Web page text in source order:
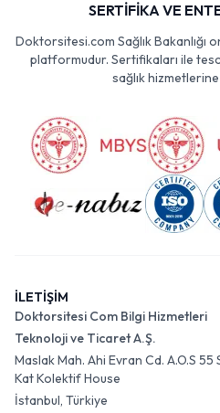
SERTİFİKA VE
Doktorsitesi.com Sağlık Bakanlığı
platformudur. Sertifikaları ile
sağlık
İLETİŞİM
Doktorsitesi Com Bilgi Hizmetleri
Teknoloji ve Ticaret A.Ş.
Maslak Mah. Ahi Evran Cd. A.O.S
Kat Kolektif House
İstanbul, Türkiye